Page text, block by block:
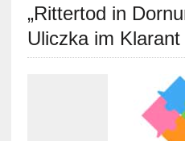
„Rittertod in
Uliczka im Klarant